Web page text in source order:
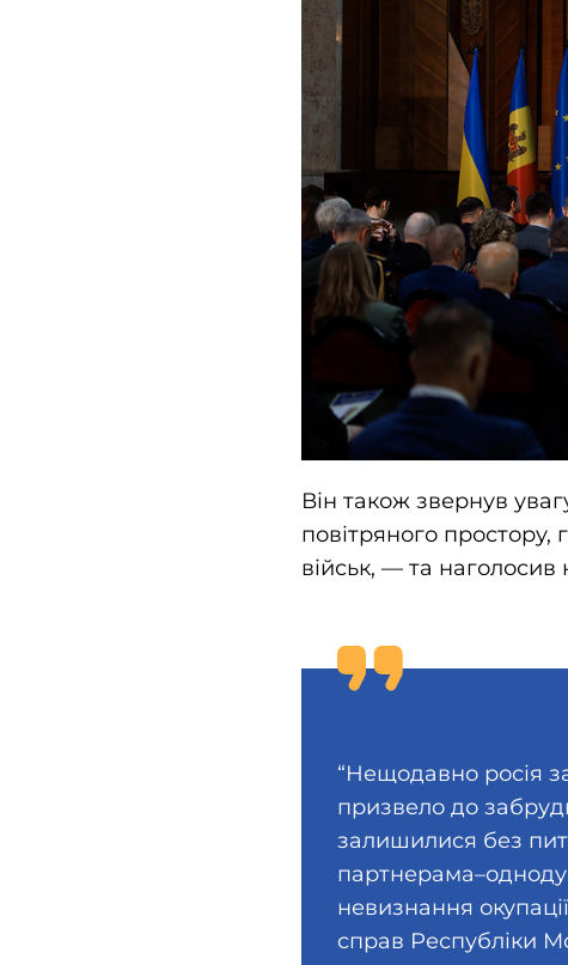
Він також звернув
повітряного простору,
військ, — та наголосив
“Нещодавно росія
призвело до
залишилися без
невизнання
справ Республіки